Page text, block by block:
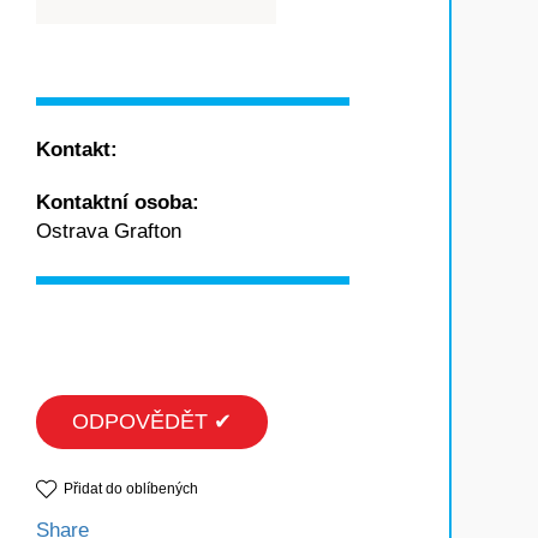
Kontakt:
Kontaktní osoba:
Ostrava Grafton
ODPOVĚDĚT ✔
Přidat do oblíbených
Share